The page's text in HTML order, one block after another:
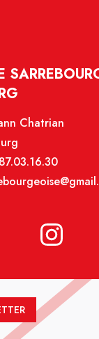
Chatrian